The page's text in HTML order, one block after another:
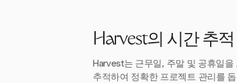
Harvest의 시간 추
Harvest는 근무일, 주말 및 공휴일
추적하여 정확한 프로젝트 관리를